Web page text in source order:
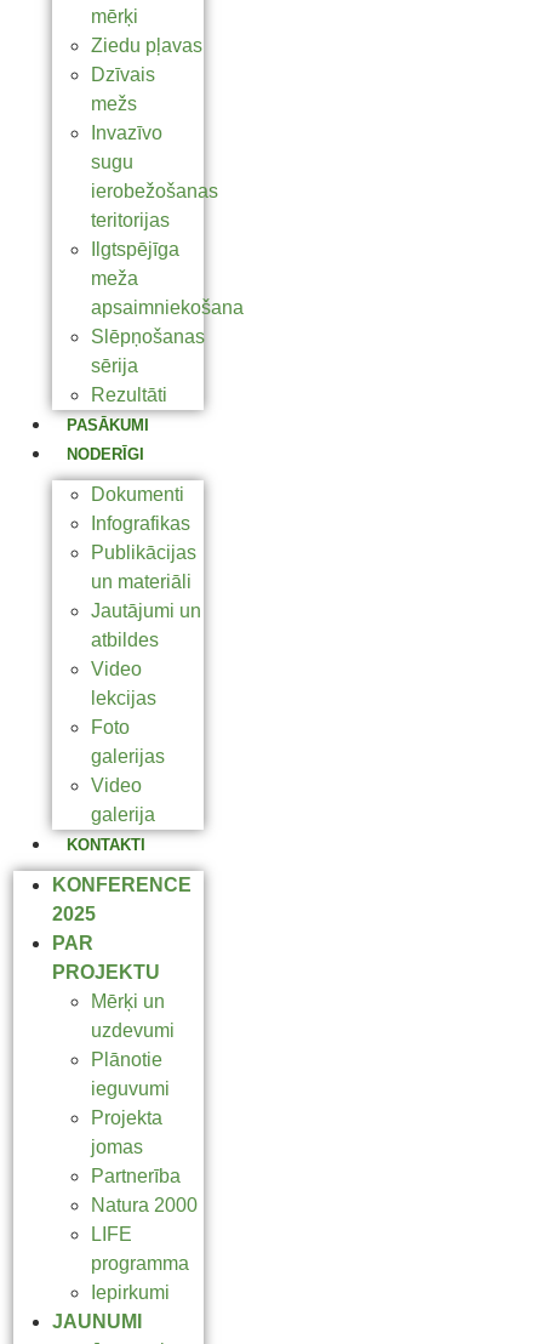
mērķi
Ziedu pļavas
Dzīvais
mežs
Invazīvo
sugu
ierobežošanas
teritorijas
Ilgtspējīga
meža
apsaimniekošana
Slēpņošanas
sērija
Rezultāti
PASĀKUMI
NODERĪGI
Dokumenti
Infografikas
Publikācijas
un materiāli
Jautājumi un
atbildes
Video
lekcijas
Foto
galerijas
Video
galerija
KONTAKTI
KONFERENCE
2025
PAR
PROJEKTU
Mērķi un
uzdevumi
Plānotie
ieguvumi
Projekta
jomas
Partnerība
Natura 2000
LIFE
programma
Iepirkumi
JAUNUMI